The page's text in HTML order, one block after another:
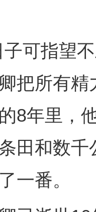
指望不
把所有精
8年里，
田和数
一番。